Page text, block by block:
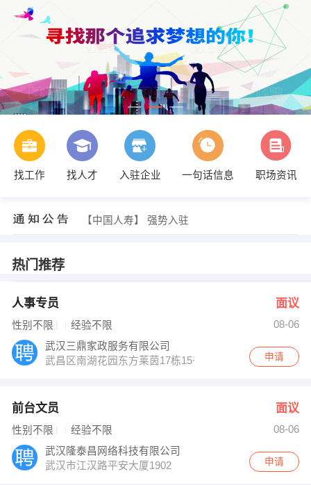
找工作 找人才 入驻企业 一句话信息
职场资讯
【中国人寿】 强势入驻
周经理 发布 [外语在线客服人员 ] 招聘信息
【江陵县伟名商贸有限公司】 强势入驻
热门推荐
人事专员 面议
性别不限 经验不限
08-06
武汉三鼎家政服务有限公司
武昌区南湖花园东方莱茵17栋15号
申请
前台文员 面议
性别不限 经验不限
08-06
武汉隆泰昌网络科技有限公司
武汉市江汉路平安大厦1902
申请